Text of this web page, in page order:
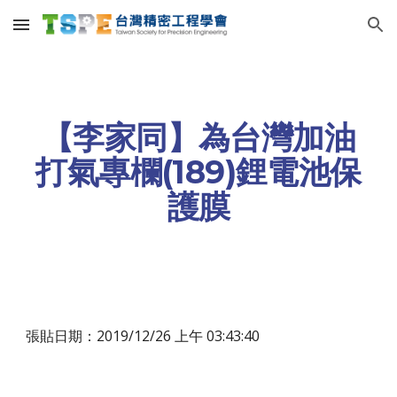
Skip to main content Skip to navigation
【李家同】為台灣加油
打氣專欄(189)鋰電池保
護膜
張貼日期：2019/12/26 上午 03:43:40